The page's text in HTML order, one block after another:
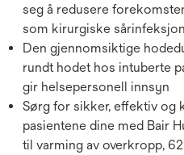
seg å redusere
som kirurgiske
Den gjennomsiktige
rundt hodet hos intuberte
gir helsepersonell innsyn
Sørg for sikker, effektiv og
pasientene dine med Bair
til varming av overkropp,